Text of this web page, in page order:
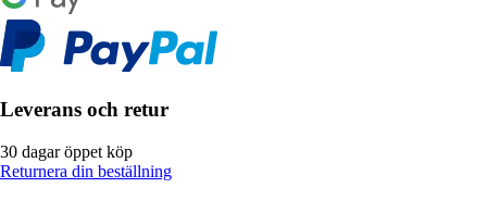
Leverans och retur
30 dagar öppet köp
Returnera din beställning